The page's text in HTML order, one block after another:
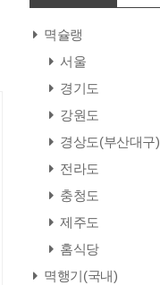
멱슐랭
서울
경기도
강원도
경상도(부산대구)
전라도
충청도
제주도
홈식당
멱행기(국내)